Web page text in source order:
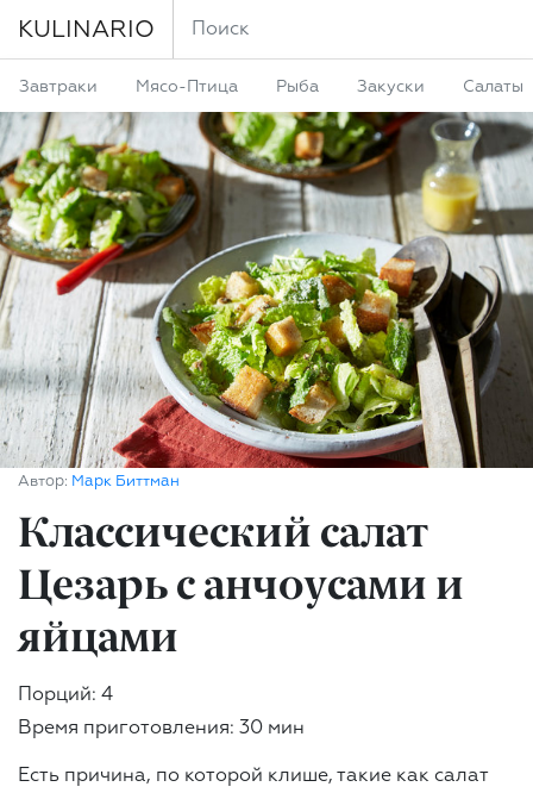
KULINARIO
Завтраки Мясо-Птица Рыба Закуски Салаты
Автор: Марк Биттман
Классический салат
Цезарь c анчоусами и
яйцами
Порций: 4
Время приготовления: 30 мин
Есть причина, по которой клише, такие как салат